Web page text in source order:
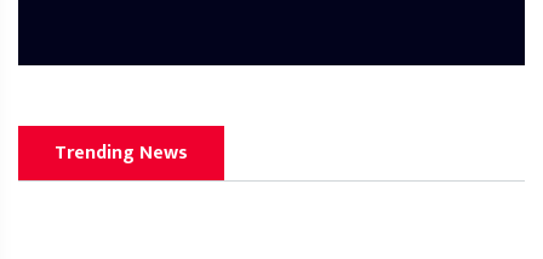
Trending News